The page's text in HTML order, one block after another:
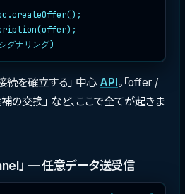
続を確立する」 中心 API。「offer /
の交換」 など、ここで全てが起きま
」 — 任意データ送受信